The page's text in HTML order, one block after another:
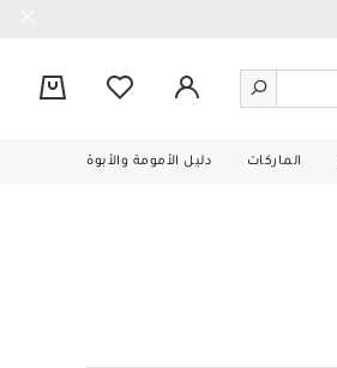
الماركات دليل الأمومة والأبوة